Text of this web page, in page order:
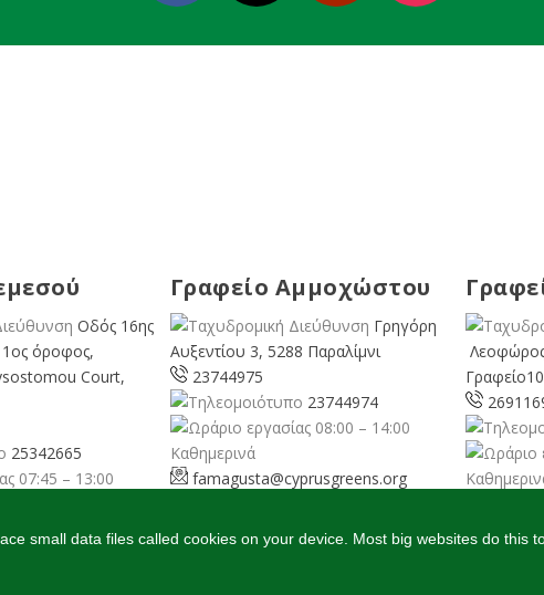
Οδός 16ης
1ος όροφος,
Court,
25342665
07:45 – 13:00
Γραφείο Αμμοχώστου
Γρηγόρη
Αυξεντίου 3, 5288 Παραλίμνι
23744975
23744974
08:00 – 14:00
Καθημερινά
famagusta@cyprusgreens.org
small data files called cookies on your device. Most big websites do this